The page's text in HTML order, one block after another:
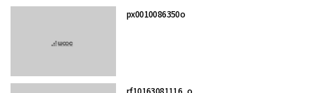
px0010086350o